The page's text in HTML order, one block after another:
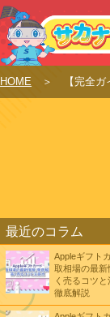
HOME 【完全
最近のコラム
Appleギフト
取相場の最新
く売るコツ
徹底解説